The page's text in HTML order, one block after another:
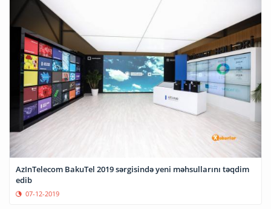
AzInTelecom BakuTel 2019 sərgisində yeni məhsullarını təqdim
edib
07-12-2019